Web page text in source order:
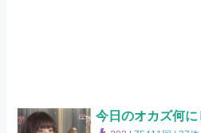
今日のオカズ何